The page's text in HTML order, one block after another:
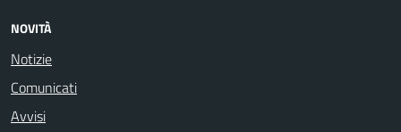
NOVITÀ
Notizie
Comunicati
Avvisi